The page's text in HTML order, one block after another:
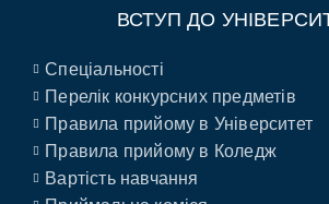
ВСТУП ДО
Спеціальності
Перелік конкурсних предметів
Правила прийому в Університет
Правила прийому в Коледж
Вартість навчання